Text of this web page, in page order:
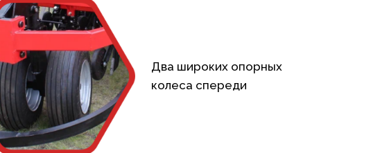
Два широких опорных
колеса спереди